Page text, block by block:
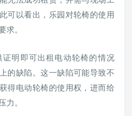
可以看出，乐园对轮椅的使用
。
明即可出租电动轮椅的情况
的缺陷。这一缺陷可能导致不
得电动轮椅的使用权，进而给
。